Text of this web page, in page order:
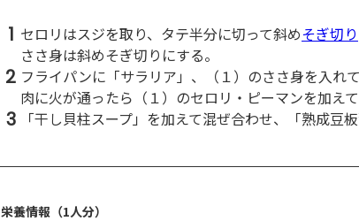
1 セロリはスジを取り、タテ半分に切って斜めそぎ切り
ささ身は斜めそぎ切りにする。
2 フライパンに「サラリア」、（１）のささ身を入れ
肉に火が通ったら（１）のセロリ・ピーマンを加えて
3 「干し貝柱スープ」を加えて混ぜ合わせ、「熟成豆
栄養情報（1人分）